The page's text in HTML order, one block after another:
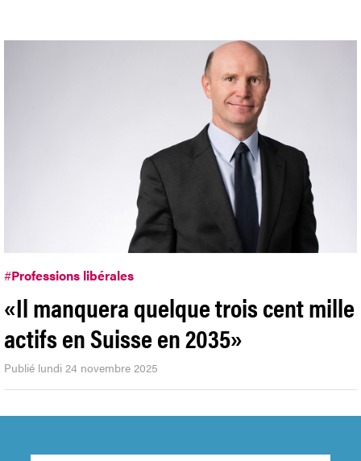
#Professions libérales
«Il manquera quelque trois cent mille
actifs en Suisse en 2035»
Publié lundi 24 novembre 2025